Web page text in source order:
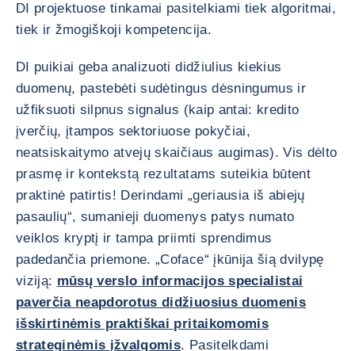
DI projektuose tinkamai pasitelkiami tiek algoritmai,
tiek ir žmogiškoji kompetencija.
DI puikiai geba analizuoti didžiulius kiekius
duomenų, pastebėti sudėtingus dėsningumus ir
užfiksuoti silpnus signalus (kaip antai: kredito
įverčių, įtampos sektoriuose pokyčiai,
neatsiskaitymo atvejų skaičiaus augimas). Vis dėlto
prasmę ir kontekstą rezultatams suteikia būtent
praktinė patirtis! Derindami „geriausia iš abiejų
pasaulių“, sumanieji duomenys patys numato
veiklos kryptį ir tampa priimti sprendimus
padedančia priemone. „Coface“ įkūnija šią dvilypę
viziją: mūsų verslo informacijos specialistai
paverčia neapdorotus didžiuosius duomenis
išskirtinėmis praktiškai pritaikomomis
strateginėmis įžvalgomis. Pasitelkdami